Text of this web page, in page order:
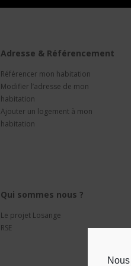
Adresse & Référencement
Référencer mon habitation
Modifier l’adresse de mon
habitation
Ajouter un logement à mon
habitation
Qui sommes nous ?
Le projet Losange
RSE